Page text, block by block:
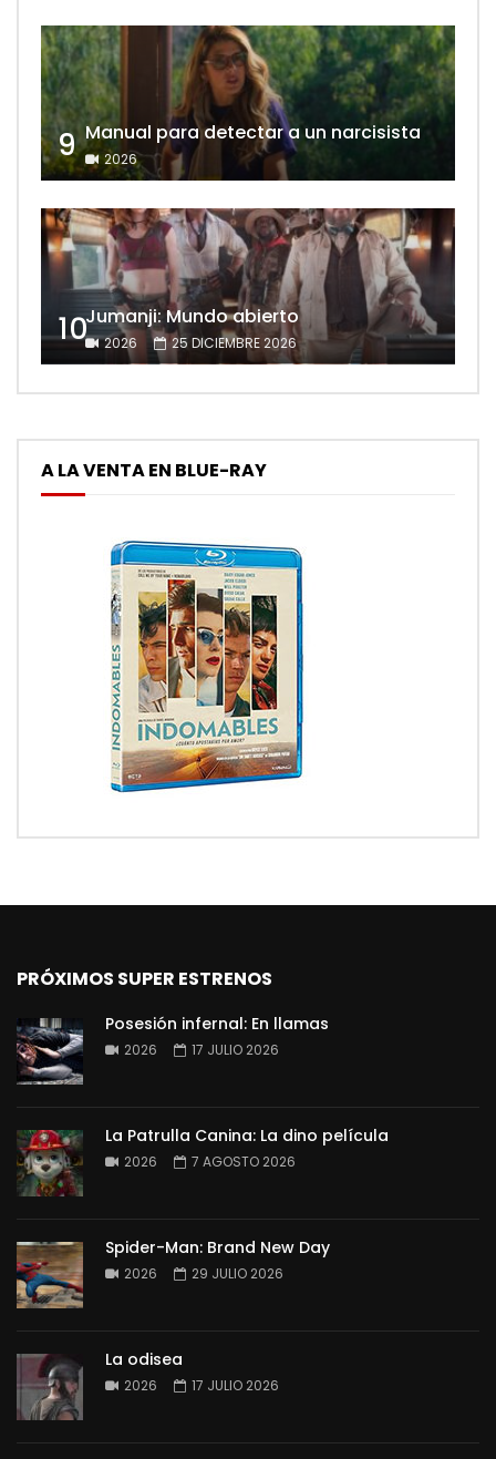
9 Manual para detectar a un narcisista
2026
10Jumanji: Mundo abierto
2026 25 DICIEMBRE 2026
A LA VENTA EN BLUE-RAY
PRÓXIMOS SUPER ESTRENOS
Posesión infernal: En llamas
2026 17 JULIO 2026
La Patrulla Canina: La dino película
2026 7 AGOSTO 2026
Spider-Man: Brand New Day
2026 29 JULIO 2026
La odisea
2026 17 JULIO 2026